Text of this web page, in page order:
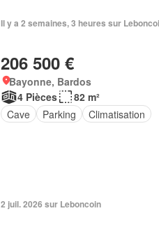
Il y a 2 semaines, 3 heures sur
206 500 €
Bayonne, Bardos
4 Pièces
82 m²
Cave
Parking Climatisation
2 juil. 2026 sur Leboncoin